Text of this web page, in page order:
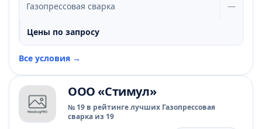
Газопрессовая сварка —
Цены по запросу
Все условия →
ООО «Стимул»
№ 19 в рейтинге лучших Газопрессовая
сварка из 19